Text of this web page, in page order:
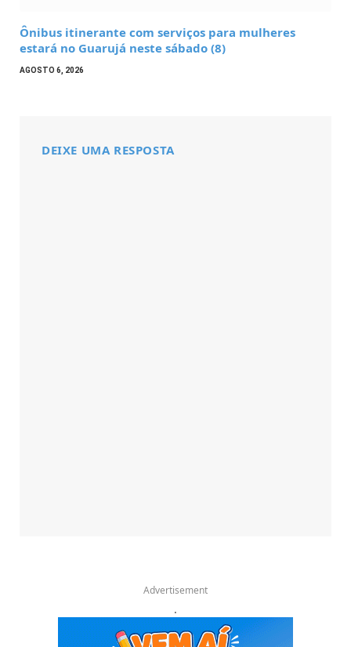
Ônibus itinerante com serviços para mulheres
estará no Guarujá neste sábado (8)
AGOSTO 6, 2026
DEIXE UMA RESPOSTA
Advertisement
.